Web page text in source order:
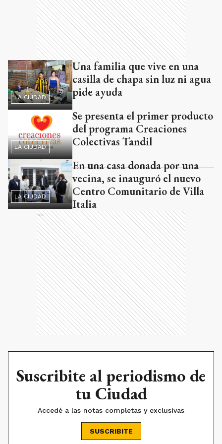
LA CIUDAD
Una familia que vive en una
casilla de chapa sin luz ni agua
pide ayuda
LA CIUDAD
Se presenta el primer producto
del programa Creaciones
Colectivas Tandil
LA CIUDAD
En una casa donada por una
vecina, se inauguró el nuevo
Centro Comunitario de Villa
Italia
Ads
Suscribite al periodismo de
tu Ciudad
Accedé a las notas completas y exclusivas
SUSCRIBITE